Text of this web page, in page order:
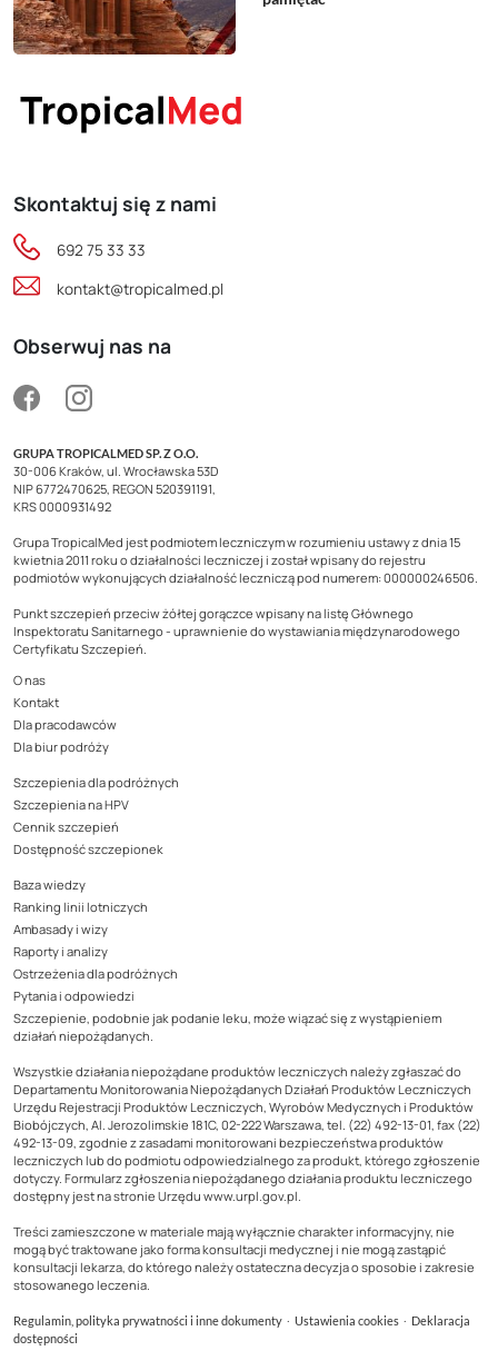
Skontaktuj się z nami
692 75 33 33
kontakt@tropicalmed.pl
Obserwuj nas na
GRUPA TROPICALMED SP. Z O.O.
30-006 Kraków, ul. Wrocławska 53D
NIP 6772470625, REGON 520391191,
KRS 0000931492
Grupa TropicalMed jest podmiotem leczniczym w rozumieniu ustawy z dnia 15
kwietnia 2011 roku o działalności leczniczej i został wpisany do rejestru
podmiotów wykonujących działalność leczniczą pod numerem: 000000246506.
Punkt szczepień przeciw żółtej gorączce wpisany na listę Głównego
Inspektoratu Sanitarnego - uprawnienie do wystawiania międzynarodowego
Certyfikatu Szczepień.
O nas
Kontakt
Dla pracodawców
Dla biur podróży
Szczepienia dla podróżnych
Szczepienia na HPV
Cennik szczepień
Dostępność szczepionek
Baza wiedzy
Ranking linii lotniczych
Ambasady i wizy
Raporty i analizy
Ostrzeżenia dla podróżnych
Pytania i odpowiedzi
Szczepienie, podobnie jak podanie leku, może wiązać się z wystąpieniem
działań niepożądanych.
Wszystkie działania niepożądane produktów leczniczych należy zgłaszać do
Departamentu Monitorowania Niepożądanych Działań Produktów Leczniczych
Urzędu Rejestracji Produktów Leczniczych, Wyrobów Medycznych i Produktów
Biobójczych, Al. Jerozolimskie 181C, 02-222 Warszawa, tel. (22) 492-13-01, fax (22)
492-13-09, zgodnie z zasadami monitorowani bezpieczeństwa produktów
leczniczych lub do podmiotu odpowiedzialnego za produkt, którego zgłoszenie
dotyczy. Formularz zgłoszenia niepożądanego działania produktu leczniczego
dostępny jest na stronie Urzędu www.urpl.gov.pl.
Treści zamieszczone w materiale mają wyłącznie charakter informacyjny, nie
mogą być traktowane jako forma konsultacji medycznej i nie mogą zastąpić
konsultacji lekarza, do którego należy ostateczna decyzja o sposobie i zakresie
stosowanego leczenia.
Regulamin, polityka prywatności i inne dokumenty · Ustawienia cookies · Deklaracja
dostępności